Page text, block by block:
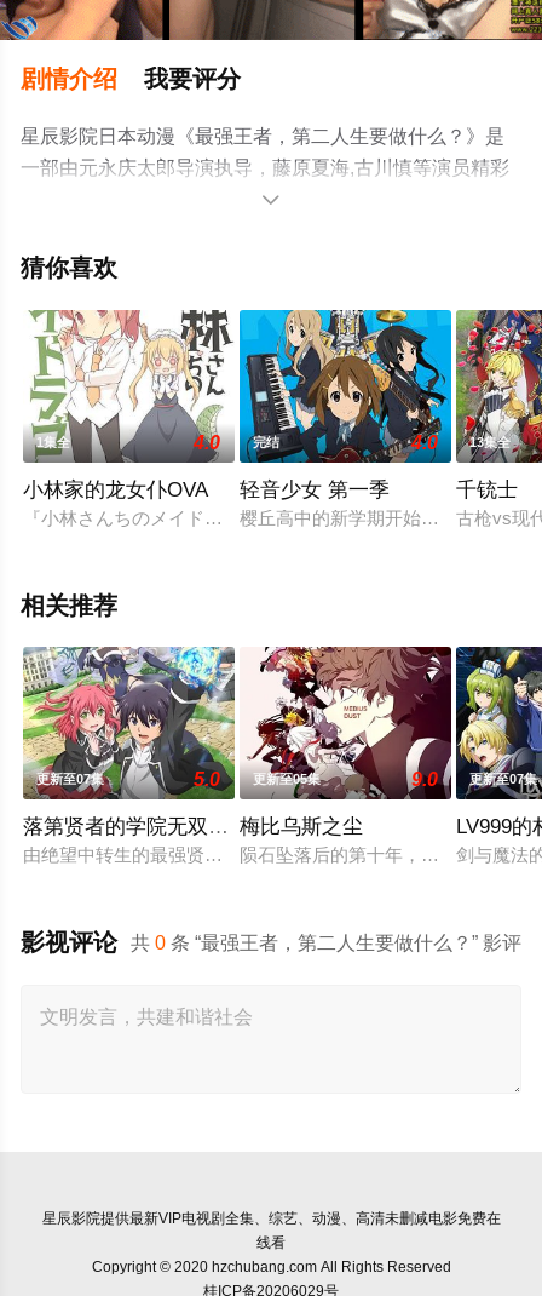
剧情介绍 我要评分
星辰影院日本动漫《最强王者，第二人生要做什么？》是
一部由元永庆太郎导演执导，藤原夏海,古川慎等演员精彩
演绎的日本动漫，大结局剧情已揭晓（全12集），手机免
相关信息可移步至豆瓣动漫、电视猫或剧情网等平台了

猜你喜欢
1集全 4.0
小林家的龙女仆OVA
『小林さんちのメイドラゴン』OVA CM、Blu - ray & DVD第な
完结 4.0
轻音少女 第一季
樱丘高中的新学期开始了，这不仅仅
13集全
千铳士
古枪vs现
相关推荐
更新至07集 5.0
落第贤者的学院无双 第二回转生，S等级作弊魔术师冒险
由绝望中转生的最强贤者，到400年后的世界一展外挂威能！大
更新至05集 9.0
梅比乌斯之尘
陨石坠落后的第十年，由于巨大结晶
更新至07集
LV999的
剑与魔法
共0 条 “最强王者，第二人生要做什么？” 影评
影视评论
星辰影院提供最新VIP电视剧全集、综艺、动漫、高清未删减电影免费在
线看
Copyright © 2020 hzchubang.com All Rights Reserved
桂ICP备20206029号